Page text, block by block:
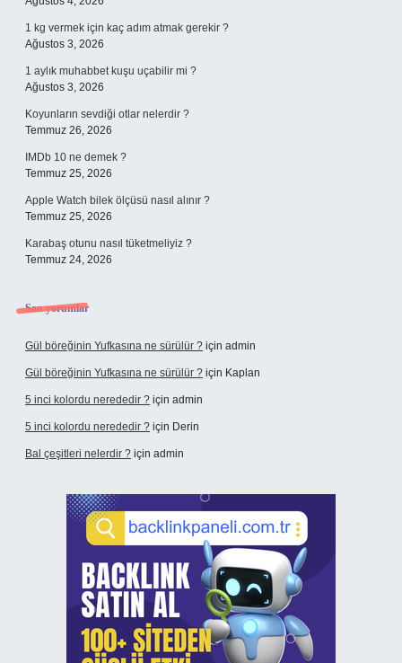
1 kg vermek için kaç adım atmak gerekir ?
Ağustos 3, 2026
1 aylık muhabbet kuşu uçabilir mi ?
Ağustos 3, 2026
Koyunların sevdiği otlar nelerdir ?
Temmuz 26, 2026
IMDb 10 ne demek ?
Temmuz 25, 2026
Apple Watch bilek ölçüsü nasıl alınır ?
Temmuz 25, 2026
Karabaş otunu nasıl tüketmeliyiz ?
Temmuz 24, 2026
Son yorumlar
Gül böreğinin Yufkasına ne sürülür ? için admin
Gül böreğinin Yufkasına ne sürülür ? için Kaplan
5 inci kolordu nerededir ? için admin
5 inci kolordu nerededir ? için Derin
Bal çeşitleri nelerdir ? için admin